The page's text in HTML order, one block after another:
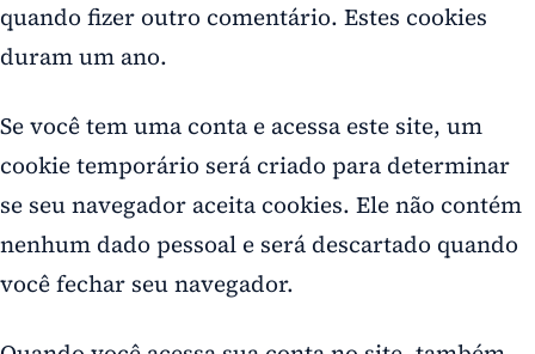
quando fizer outro comentário. Estes cookies
duram um ano.
Se você tem uma conta e acessa este site, um
cookie temporário será criado para determinar
se seu navegador aceita cookies. Ele não contém
nenhum dado pessoal e será descartado quando
você fechar seu navegador.